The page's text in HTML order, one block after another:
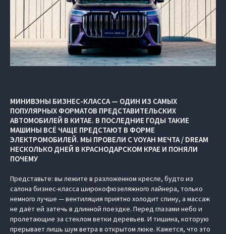
МИНИВЭНЫ БИЗНЕС-КЛАССА — ОДИН ИЗ САМЫХ
ПОПУЛЯРНЫХ ФОРМАТОВ ПРЕДСТАВИТЕЛЬСКИХ
АВТОМОБИЛЕЙ В КИТАЕ. В ПОСЛЕДНИЕ ГОДЫ ТАКИЕ
МАШИНЫ ВСЁ ЧАЩЕ ПРЕДСТАЮТ В ФОРМЕ
ЭЛЕКТРОМОБИЛЕЙ. МЫ ПРОВЕЛИ С VOYAH МЕЧТА / DREAM
НЕСКОЛЬКО ДНЕЙ В КРАСНОДАРСКОМ КРАЕ И ПОНЯЛИ
ПОЧЕМУ
Представьте: вы лежите в разложенном кресле, будто из
салона бизнес-класса широкофюзеляжного лайнера, только
немного лучше — вентиляция приятно холодит спину, а массаж
не даёт ей затечь в длинной поездке. Перед глазами небо и
пролетающие за стеклом ветки деревьев. И тишина, которую
прерывает лишь шум ветра в открытом люке. Кажется, что это